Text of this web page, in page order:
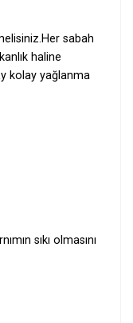
sabah
haline
kolay yağlanma
sıkı olmasını